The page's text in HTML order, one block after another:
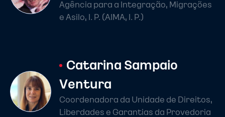
Agência para a Integração, Migrações
e Asilo, I. P. (AIMA, I. P.)
Catarina Sampaio
Ventura
Coordenadora da Unidade de Direitos,
Liberdades e Garantias da Provedoria